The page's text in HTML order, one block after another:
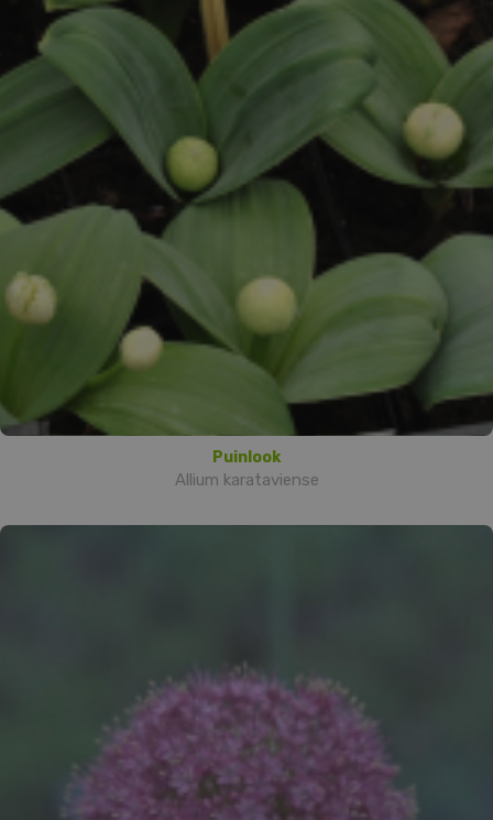
Puinlook
Allium karataviense